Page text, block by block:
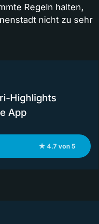
Regeln halten,
nicht zu sehr
Highlights
App
★ 4.7 von 5